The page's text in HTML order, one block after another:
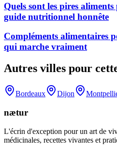
Quels sont les pires
guide nutritionnel honnête
Compléments alimentaires
qui marche vraiment
Autres villes pour
Bordeaux Dijon
nætur
L'écrin d'exception pour un art de
médicinales, recettes vivantes et